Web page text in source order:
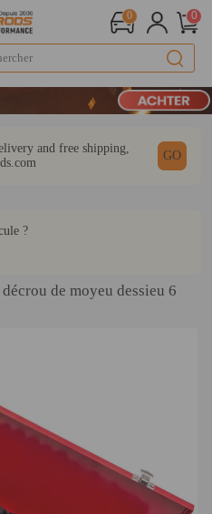
0 0
À DOMICILE - FR
À DOMICILE - FR
and free shipping,
GO
?
de moyeu dessieu 6